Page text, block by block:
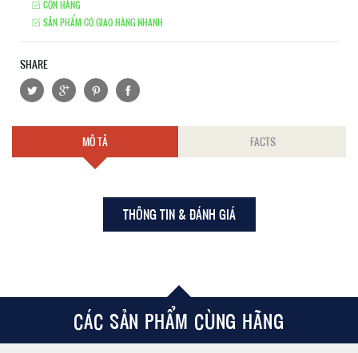
CÒN HÀNG
SẢN PHẨM CÓ GIAO HÀNG NHANH
SHARE
MÔ TẢ FACTS
THÔNG TIN & ĐÁNH GIÁ
CÁC SẢN PHẨM CÙNG HÃNG